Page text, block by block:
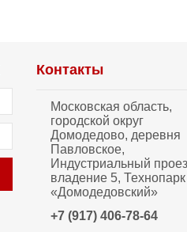
Контакты
Московская область,
городской округ
Домодедово, деревня
Павловское,
Индустриальный
владение 5, Технопарк
«Домодедовский»
+7 (917) 406-78-64